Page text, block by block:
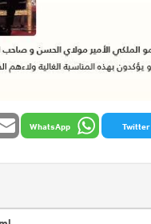
Twitter
WhatsApp